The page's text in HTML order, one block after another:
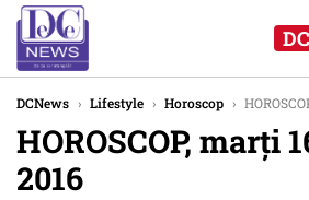
DCNews › Lifestyle › Horoscop ›
HOROSCOP, marți
2016